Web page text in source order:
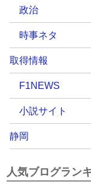
政治
時事ネタ
取得情報
F1NEWS
小説サイト
静岡
人気ブログラン